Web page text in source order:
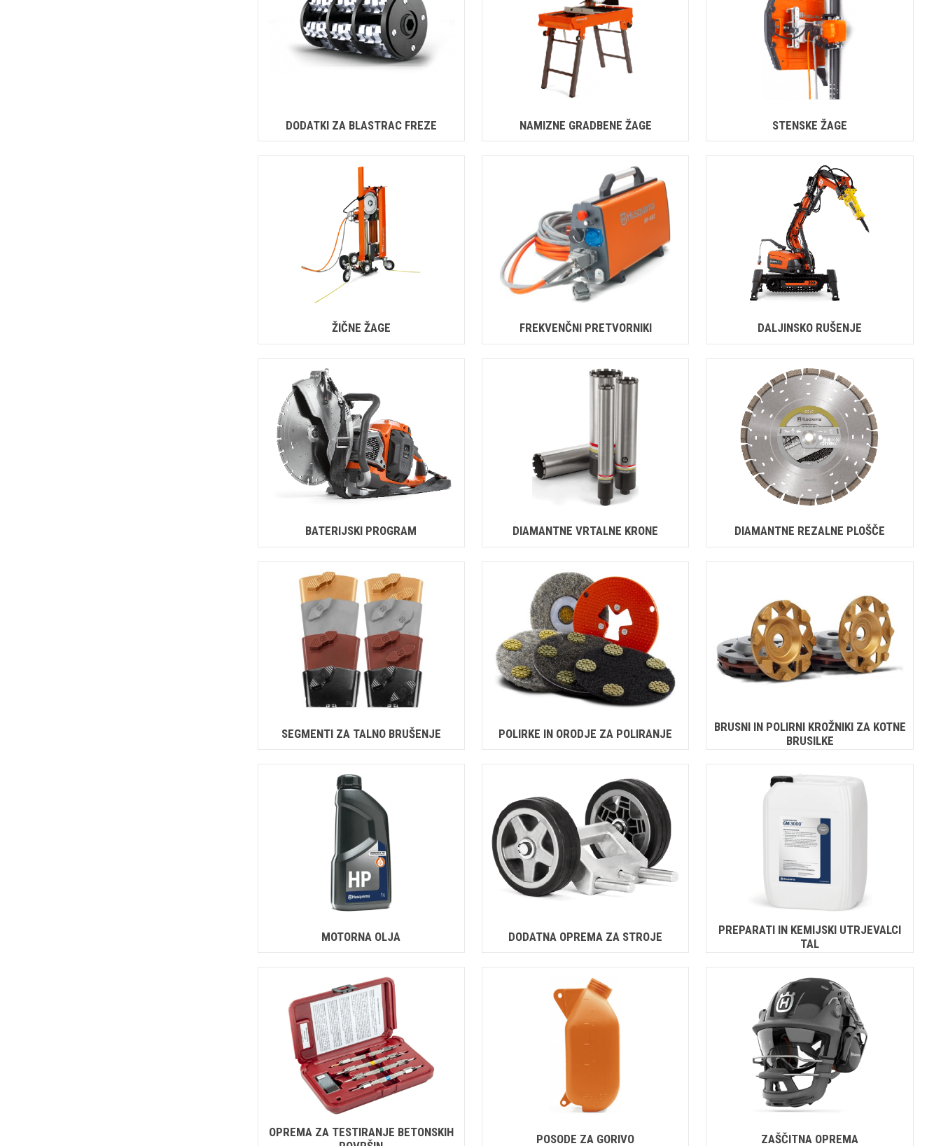
DODATKI ZA BLASTRAC FREZE NAMIZNE GRADBENE ŽAGE STENSKE ŽAGE
ŽIČNE ŽAGE FREKVENČNI PRETVORNIKI DALJINSKO RUŠENJE
BATERIJSKI PROGRAM DIAMANTNE VRTALNE KRONE DIAMANTNE REZALNE PLOŠČE
SEGMENTI ZA TALNO BRUŠENJE POLIRKE IN ORODJE ZA POLIRANJE
BRUSNI IN POLIRNI KROŽNIKI ZA KOTNE
BRUSILKE
MOTORNA OLJA DODATNA OPREMA ZA STROJE
PREPARATI IN KEMIJSKI UTRJEVALCI
TAL
OPREMA ZA TESTIRANJE BETONSKIH
POSODE ZA GORIVO ZAŠČITNA OPREMA